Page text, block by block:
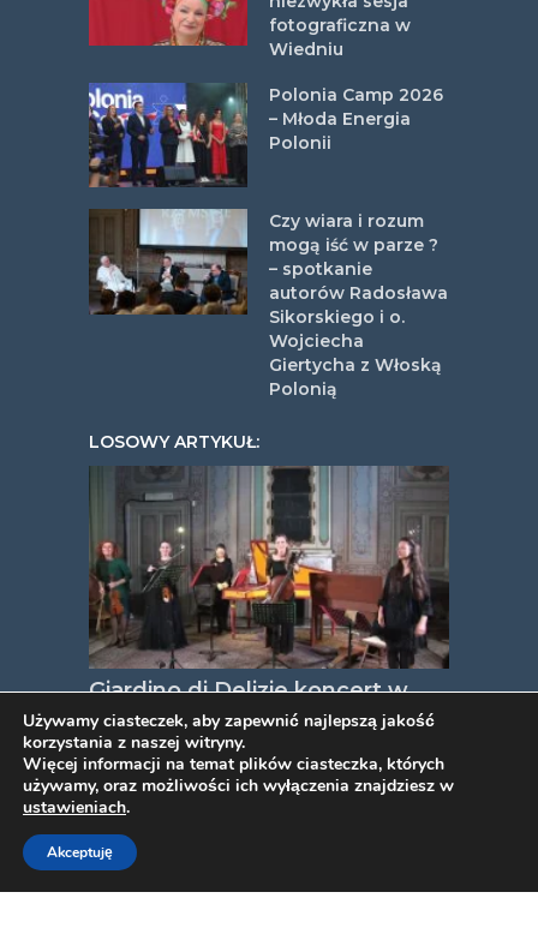
fotograficzna w
Wiedniu
Polonia Camp 2026
– Młoda Energia
Polonii
Czy wiara i rozum
mogą iść w parze ?
– spotkanie
autorów Radosława
Sikorskiego i o.
Wojciecha
Giertycha z Włoską
Polonią
LOSOWY ARTYKUŁ:
Giardino di Delizie koncert w
Instytucie Polskim Rzym
01/03/2020
TWORZENIE STRON INTERNETOWYCH
Używamy ciasteczek, aby zapewnić najlepszą jakość
korzystania z naszej witryny.
Więcej informacji na temat plików ciasteczka, których
używamy, oraz możliwości ich wyłączenia znajdziesz w
ustawieniach.
Akceptuję